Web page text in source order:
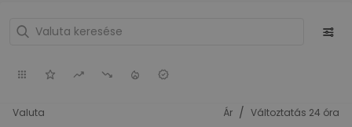
Valuta Ár / Változtatás 24 óra